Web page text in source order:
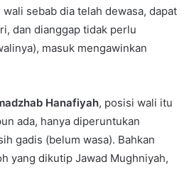
sebab dia telah dewasa, dapat
dan dianggap tidak perlu
masuk mengawinkan
Hanafiyah, posisi wali itu
ada, hanya diperuntukan
gadis (belum wasa). Bahkan
yang dikutip Jawad Mughniyah,